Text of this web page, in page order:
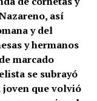
así
y del
y hermanos
marcado
se subrayó
que volvió